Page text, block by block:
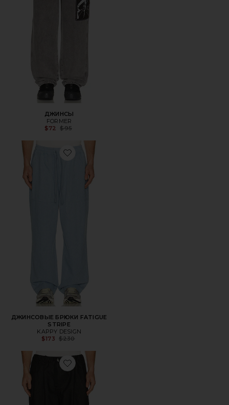
ДЖИНСЫ
FORMER
$72
Previous price:
$95
Favorite ДЖИНСОВЫЕ БРЮКИ FATIGUE STRIPE
ДЖИНСОВЫЕ БРЮКИ FATIGUE
STRIPE
KAPPY DESIGN
$173 Previous price:
$230
Favorite ДЖИНСОВЫЕ БРЮКИ TWO TUCK